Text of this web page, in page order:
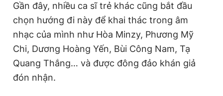
Gần đây, nhiều ca sĩ trẻ khác cũng bắt đầu
chọn hướng đi này để khai thác trong âm
nhạc của mình như Hòa Minzy, Phương Mỹ
Chi, Dương Hoàng Yến, Bùi Công Nam, Tạ
Quang Thắng… và được đông đảo khán giả
đón nhận.